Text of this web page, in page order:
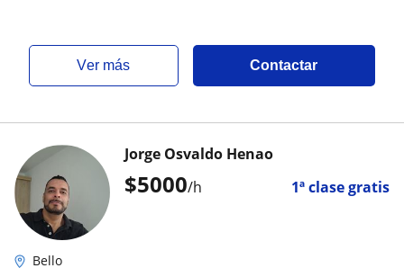
ver más Contactar
$5000/h 1ª clase gratis
Jorge Osvaldo Henao
Bello